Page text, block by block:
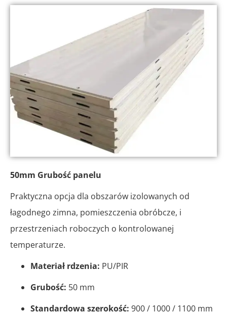
50mm Grubość panelu
Praktyczna opcja dla obszarów izolowanych od
łagodnego zimna, pomieszczenia obróbcze, i
przestrzeniach roboczych o kontrolowanej
temperaturze.
Materiał rdzenia: PU/PIR
Grubość: 50 mm
Standardowa szerokość: 900 / 1000 / 1100 mm